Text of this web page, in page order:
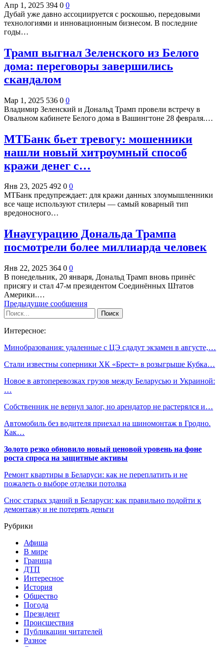
Апр 1, 2025 394 0 0
Дубай уже давно ассоциируется с роскошью, передовыми
технологиями и инновационным бизнесом. В последние
годы…
Трамп выгнал Зеленского из Белого
дома: переговоры завершились
скандалом
Мар 1, 2025 536 0 0
Владимир Зеленский и Дональд Трамп провели встречу в
Овальном кабинете Белого дома в Вашингтоне 28 февраля.…
МТБанк бьет тревогу: мошенники
нашли новый хитроумный способ
кражи денег с…
Янв 23, 2025 492 0 0
МТБанк предупреждает: для кражи данных злоумышленники
все чаще используют стилеры — самый коварный тип
вредоносного…
Инаугурацию Дональда Трампа
посмотрели более миллиарда человек
Янв 22, 2025 364 0 0
В понедельник, 20 января, Дональд Трамп вновь принёс
присягу и стал 47-м президентом Соединённых Штатов
Америки.…
Предыдущие сообщения
Интересное:
Минобразования: удаленные с ЦЭ сдадут экзамен в августе,…
Стали известны соперники ХК «Брест» в розыгрыше Кубка…
Новое в автоперевозках грузов между Беларусью и Украиной:
…
Собственник не вернул залог, но арендатор не растерялся и…
Автомобиль без водителя приехал на шиномонтаж в Гродно.
Как…
Золото резко обновило новый ценовой уровень на фоне
роста спроса на защитные активы
Ремонт квартиры в Беларуси: как не переплатить и не
пожалеть о выборе отделки потолка
Снос старых зданий в Беларуси: как правильно подойти к
демонтажу и не потерять деньги
Рубрики
Афиша
В мире
Граница
ДТП
Интересное
История
Общество
Погода
Президент
Происшествия
Публикации читателей
Разное